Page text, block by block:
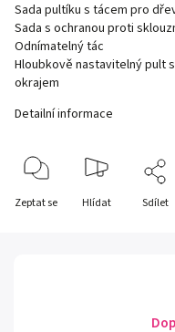
Sada pultíku s tácem pro
Sada s ochranou proti
Odnímatelný tác
Hloubkově nastavitelný pult
okrajem
Detailní informace
Zeptat se Hlídat Sdílet